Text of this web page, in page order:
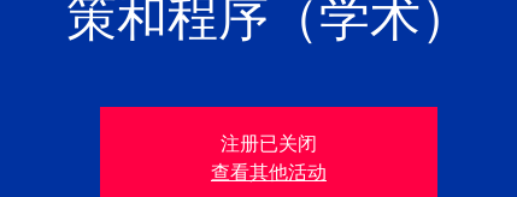
策和程序（学术）
注册已关闭
查看其他活动